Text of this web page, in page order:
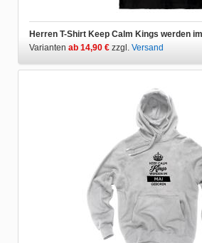
Herren T-Shirt Keep Calm Kings werden
Varianten ab 14,90 € zzgl. Versand